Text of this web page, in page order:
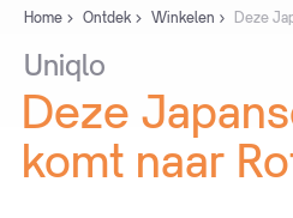
Home Ontdek Winkelen Deze
Uniqlo
Deze
komt naar